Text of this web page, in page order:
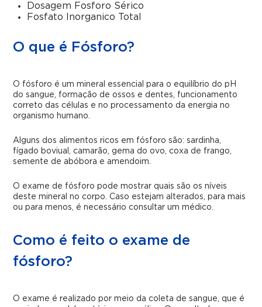
Dosagem Fosforo Sérico
Fosfato Inorganico Total
O que é Fósforo?
O fósforo é um mineral essencial para o equilíbrio do pH
do sangue, formação de ossos e dentes, funcionamento
correto das células e no processamento da energia no
organismo humano.
Alguns dos alimentos ricos em fósforo são: sardinha,
fígado boviual, camarão, gema do ovo, coxa de frango,
semente de abóbora e amendoim.
O exame de fósforo pode mostrar quais são os níveis
deste mineral no corpo. Caso estejam alterados, para mais
ou para menos, é necessário consultar um médico.
Como é feito o exame de
fósforo?
O exame é realizado por meio da coleta de sangue, que é